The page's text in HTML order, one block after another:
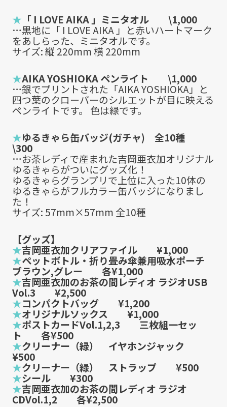
★ 「 I LOVE AIKA 」ミニタオル \1,000
…黒地に「 I LOVE AIKA 」と赤いハートマーク
をあしらった、ミニタオルです。
サイズ: 縦 220mm 横 220mm
★AIKA YOSHIOKA ペンライト \1,000
…銀でプリントされた「AIKA YOSHIOKA」と
四つ葉のクローバーのシルエットが目に映える
ペンライトです。 色は緑です。
★ゆるきゃら缶バッジ(ガチャ) 全10種
\300
…お茶レディで産まれた吉岡亜衣加オリジナル
ゆるきゃらがついにグッズ化！
ゆるきゃらグランプリで上位に入った10体の
ゆるきゃらがフルカラー缶バッジになりまし
た！
サイズ: 57mm×57mm 全10種
【グッズ】
★吉岡亜衣加クリアファイル ¥1,000
★ペットボトル・折り畳み傘兼用吸水ポーチ
ブラウン,グレー 各¥1,000
★吉岡亜衣加のお茶の間レディオ ラジオUSB
Vol.3 ¥2,500
★コンパクトバッグ ¥1,200
★オリジナルソックス ¥1,000
★ポストカードVol.1,2,3 三枚組一セッ
ト 各¥500
★クリーナー（緑） イヤホンジャック
¥500
★クリーナー（緑） ストラップ ¥500
★シール ¥300
★吉岡亜衣加のお茶の間レディオ ラジオ
CDVol.1,2 各¥2,500